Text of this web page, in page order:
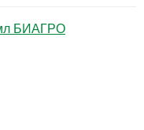
БИАГРО